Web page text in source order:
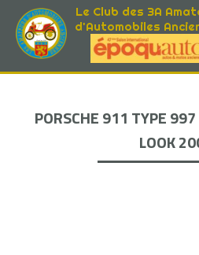
Le Club des 3A
d'Automobiles
PORSCHE 911 TYPE
LOOK